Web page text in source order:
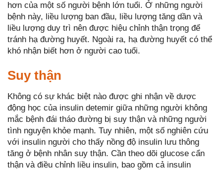
hơn của một số người bệnh lớn tuổi. Ở những người
bệnh này, liều lượng ban đầu, liều lượng tăng dần và
liều lượng duy trì nên được hiệu chỉnh thận trọng để
tránh hạ đường huyết. Ngoài ra, hạ đường huyết có thể
khó nhận biết hơn ở người cao tuổi.
Suy thận
Không có sự khác biệt nào được ghi nhận về dược
động học của insulin detemir giữa những người không
mắc bệnh đái tháo đường bị suy thận và những người
tình nguyện khỏe mạnh. Tuy nhiên, một số nghiên cứu
với insulin người cho thấy nồng độ insulin lưu thông
tăng ở bệnh nhân suy thận. Cần theo dõi glucose cẩn
thận và điều chỉnh liều insulin, bao gồm cả insulin